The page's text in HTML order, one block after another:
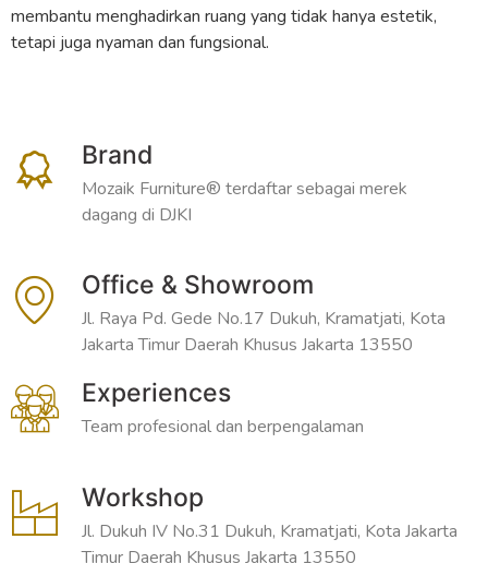
membantu menghadirkan ruang yang tidak hanya estetik,
tetapi juga nyaman dan fungsional.
Brand
Mozaik Furniture® terdaftar sebagai merek
dagang di DJKI
Office & Showroom
Jl. Raya Pd. Gede No.17 Dukuh, Kramatjati, Kota
Jakarta Timur Daerah Khusus Jakarta 13550
Experiences
Team profesional dan berpengalaman
Workshop
Jl. Dukuh IV No.31 Dukuh, Kramatjati, Kota Jakarta
Timur Daerah Khusus Jakarta 13550